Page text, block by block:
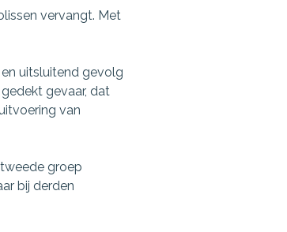
vervangt. Met
uitsluitend gevolg
gevaar, dat
van
groep
bij derden